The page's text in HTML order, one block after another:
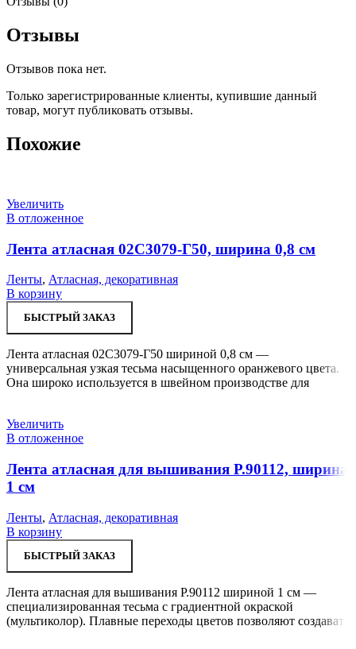
Отзывы
Отзывов пока нет.
Только зарегистрированные клиенты, купившие данный
товар, могут публиковать отзывы.
Похожие
Увеличить
В отложенное
Лента атласная 02С3079-Г50, ширина 0,8 см
Ленты, Атласная, декоративная
В корзину
БЫСТРЫЙ ЗАКАЗ
Лента атласная 02С3079-Г50 шириной 0,8 см —
универсальная узкая тесьма насыщенного оранжевого цвета.
Она широко используется в швейном производстве для
Увеличить
В отложенное
Лента атласная для вышивания Р.90112, ширина
1 см
Ленты, Атласная, декоративная
В корзину
БЫСТРЫЙ ЗАКАЗ
Лента атласная для вышивания Р.90112 шириной 1 см —
специализированная тесьма с градиентной окраской
(мультиколор). Плавные переходы цветов позволяют создавать